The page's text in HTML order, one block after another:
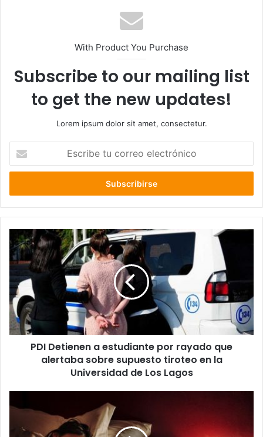
With Product You Purchase
Subscribe to our mailing list
to get the new updates!
Lorem ipsum dolor sit amet, consectetur.
correo
PDI
Detienen
a
estudiante
por
rayado
que
alertaba
sobre
supuesto
de
Lagos
PDI Detienen a estudiante por rayado que
alertaba sobre supuesto tiroteo en la
Universidad de Los Lagos
con
encendida: